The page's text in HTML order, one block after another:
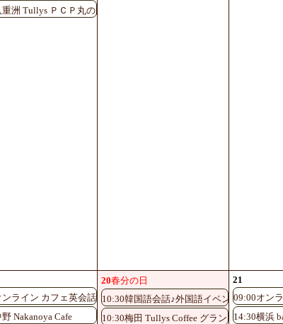
洲 Tullys ＰＣＰ丸の内店
ライン カフェ英会話♪
Nakanoya Cafe
20春分の日
10:30韓国語会話♪外国語イベント 渋谷
10:30梅田 Tullys Coffee グランフロント大
21
09:00オン
14:30横浜